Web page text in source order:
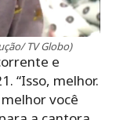
TV Globo)
e
“Isso, melhor.
você